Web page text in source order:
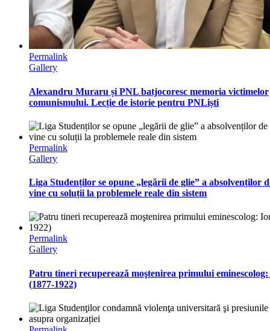
Permalink
Gallery
Alexandru Muraru și PNL batjocoresc memoria victimelor
comunismului. Lecție de istorie pentru PNLiști
Permalink
Gallery
Liga Studenților se opune „legării de glie” a absolvenților
vine cu soluții la problemele reale din sistem
Permalink
Gallery
Patru tineri recuperează moştenirea primului
(1877-1922)